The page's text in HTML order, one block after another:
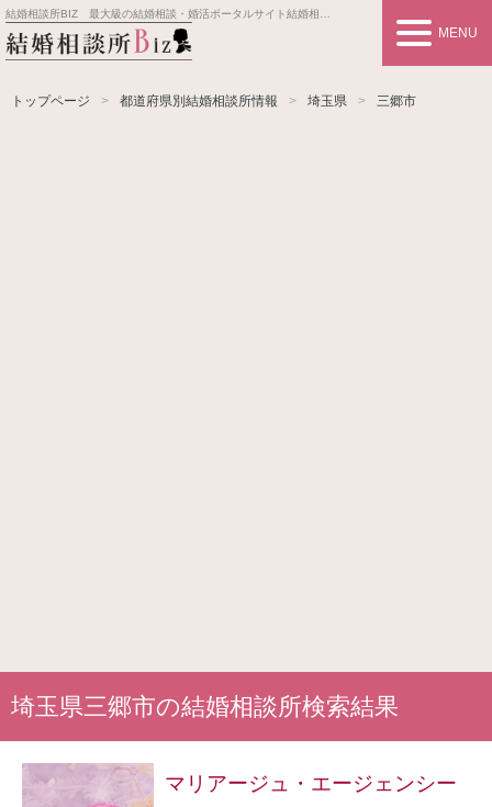
結婚相談所BIZ 最大級の結婚相談・婚活ポータルサイト結婚相談所事業者情報や婚活お見合いの悩み、対策を紹介します。
MENU
トップページ 都道府県別結婚相談所情報 埼玉県 三郷市
埼玉県三郷市の結婚相談所検索結果
マリアージュ・エージェンシー